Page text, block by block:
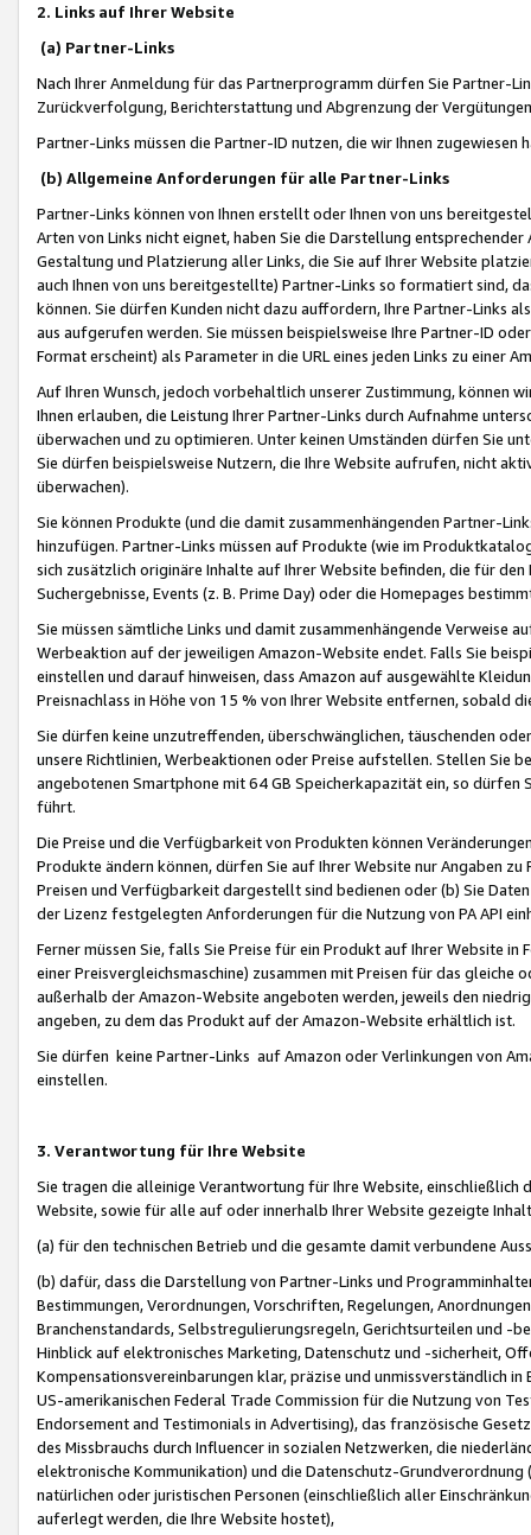
2. Links auf Ihrer Website
(a) Partner-Links
Nach Ihrer Anmeldung für das Partnerprogramm dürfen Sie Partner-
Zurückverfolgung, Berichterstattung und Abgrenzung der
Partner-Links müssen die Partner-ID nutzen, die wir Ihnen zugewiesen
(b) Allgemeine Anforderungen für alle Partner-Links
Partner-Links können von Ihnen erstellt oder Ihnen von uns
Arten von Links nicht eignet, haben Sie die Darstellung
Gestaltung und Platzierung aller Links, die Sie auf Ihrer Website
auch Ihnen von uns bereitgestellte) Partner-Links so formatiert sind,
können. Sie dürfen Kunden nicht dazu auffordern, Ihre Partner-Links
aus aufgerufen werden. Sie müssen beispielsweise Ihre Partner-ID
Format erscheint) als Parameter in die URL eines jeden Links zu einer
Auf Ihren Wunsch, jedoch vorbehaltlich unserer Zustimmung, können
Ihnen erlauben, die Leistung Ihrer Partner-Links durch Aufnahme
überwachen und zu optimieren. Unter keinen Umständen dürfen Sie
Sie dürfen beispielsweise Nutzern, die Ihre Website aufrufen, nicht
überwachen).
Sie können Produkte (und die damit zusammenhängenden Partner-
hinzufügen. Partner-Links müssen auf Produkte (wie im
sich zusätzlich originäre Inhalte auf Ihrer Website befinden, die für
Suchergebnisse, Events (z. B. Prime Day) oder die Homepages
Sie müssen sämtliche Links und damit zusammenhängende
Werbeaktion auf der jeweiligen Amazon-Website endet. Falls Sie
einstellen und darauf hinweisen, dass Amazon auf ausgewählte
Preisnachlass in Höhe von 15 % von Ihrer Website entfernen, sobald
Sie dürfen keine unzutreffenden, überschwänglichen, täuschenden
unsere Richtlinien, Werbeaktionen oder Preise aufstellen. Stellen Sie
angebotenen Smartphone mit 64 GB Speicherkapazität ein, so dürfen
führt.
Die Preise und die Verfügbarkeit von Produkten können
Produkte ändern können, dürfen Sie auf Ihrer Website nur Angaben
Preisen und Verfügbarkeit dargestellt sind bedienen oder (b) Sie
der Lizenz festgelegten Anforderungen für die Nutzung von PA API
Ferner müssen Sie, falls Sie Preise für ein Produkt auf Ihrer Website
einer Preisvergleichsmaschine) zusammen mit Preisen für das
außerhalb der Amazon-Website angeboten werden, jeweils den
angeben, zu dem das Produkt auf der Amazon-Website erhältlich ist.
Sie dürfen keine Partner-Links auf Amazon oder Verlinkungen von
einstellen.
3. Verantwortung für Ihre Website
Sie tragen die alleinige Verantwortung für Ihre Website,
Website, sowie für alle auf oder innerhalb Ihrer Website gezeigte
(a) für den technischen Betrieb und die gesamte damit verbundene
(b) dafür, dass die Darstellung von Partner-Links und
Bestimmungen, Verordnungen, Vorschriften, Regelungen,
Branchenstandards, Selbstregulierungsregeln, Gerichtsurteilen und -
Hinblick auf elektronisches Marketing, Datenschutz und -sicherheit,
Kompensationsvereinbarungen klar, präzise und unmissverständlich
US-amerikanischen Federal Trade Commission für die Nutzung von
Endorsement and Testimonials in Advertising), das französische
des Missbrauchs durch Influencer in sozialen Netzwerken, die
elektronische Kommunikation) und die Datenschutz-
natürlichen oder juristischen Personen (einschließlich aller
auferlegt werden, die Ihre Website hostet),